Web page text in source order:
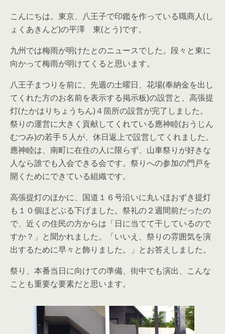
こんにちは。東京、八王子で印鑑を作っている職商人(し
ょくあきんど)の平澤 東(とう)です。
九州では梅雨が明けたとのニュースでした。段々と東に
向かって梅雨が明けてくると思います。
八王子まつりを前に、先週の土曜日、花場(奉納金を出し
てくれた方のお名前を表示する掲示板)の設営と、高張提
灯(たかはりちょうちん)４箇所の設営が完了しました。
祭りの運営に大きく貢献してくれている應神睦(おうじん
むつみ)の若手５人が、休日返上で設営してくれました。
應神睦は、南町に在住の人に限らず、山車祭りが好きな
人なら誰でも入会できる会です。祭りへの参加の門戸を
開くためにできている組織です。
高張提灯のほかに、国道１６号沿いに丸いほおずき提灯
も１０個ほどぶる下げました。祭礼の２週間前だったの
で、近くの住民の方からは「日に当てて干しているので
すか？」と聞かれました。「いいえ、祭りの雰囲気を演
出するために早々と飾りました。」とお答えしました。
祭り、本番当日に向けての準備、街中でも演出、こんな
ことも重要な要素だと思います。